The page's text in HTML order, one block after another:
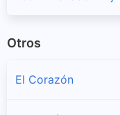
Otros
El Corazón